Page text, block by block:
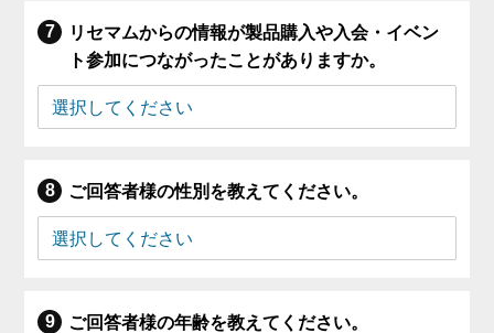
リセマムからの情報が製品購入や入会・イベン
ト参加につながったことがありますか。
ご回答者様の性別を教えてください。
ご回答者様の年齢を教えてください。